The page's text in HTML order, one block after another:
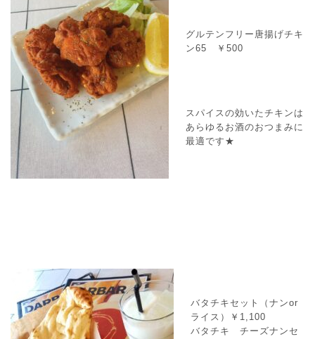
グルテンフリー唐揚げチキ
ン65 ￥500
スパイスの効いたチキンは
あらゆるお酒のおつまみに
最適です★
バタチキセット（ナンor
ライス）￥1,100
バタチキ チーズナンセ